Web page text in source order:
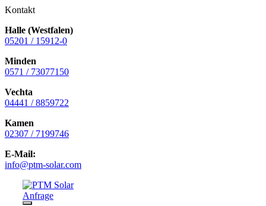
Kontakt
Halle (Westfalen)
05201 / 15912-0
Minden
0571 / 73077150
Vechta
04441 / 8859722
Kamen
02307 / 7199746
E-Mail:
info@ptm-solar.com
InhaltAnfrage